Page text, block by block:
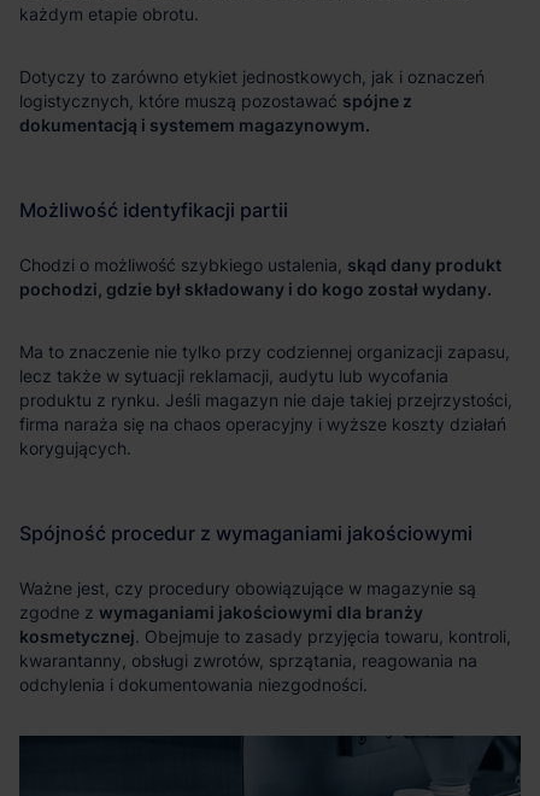
spójne z
dokumentacją i systemem magazynowym.
skąd dany produkt
pochodzi, gdzie był składowany i do kogo został wydany.
wymaganiami jakościowymi dla branży
kosmetycznej